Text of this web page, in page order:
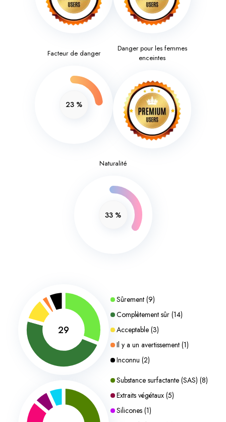
Facteur de danger
23 %
Danger pour les femmes
enceintes
Naturalité
33 %
29
Sûrement (9)
Complètement sûr (14)
Acceptable (3)
Il y a un avertissement (1)
Inconnu (2)
Substance surfactante (SAS) (8)
Extraits végétaux (5)
Silicones (1)